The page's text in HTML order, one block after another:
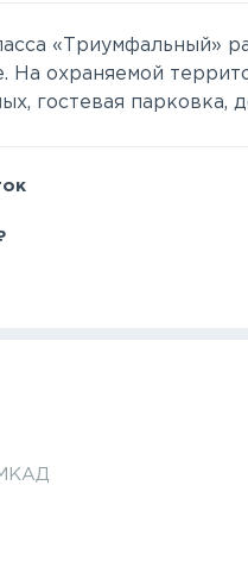
«Триумфальный»
охраняемой
гостевая парковка,